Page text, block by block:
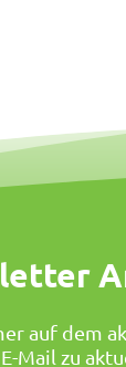
auf dem
Mail zu